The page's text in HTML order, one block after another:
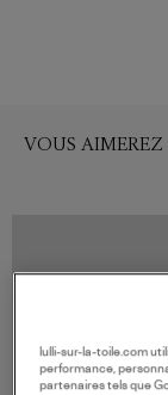
VOUS AIMEREZ
lulli-sur-la-toile.com
performance,
partenaires tels que